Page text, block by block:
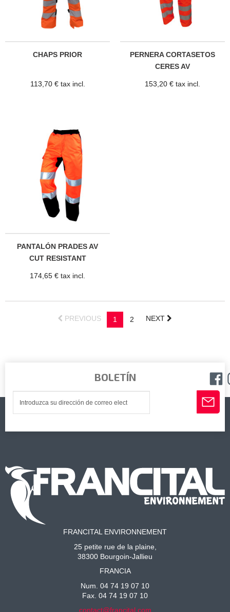
CHAPS PRIOR
113,70 € tax incl.
PERNERA CORTASETOS
CERES AV
153,20 € tax incl.
PANTALÓN PRADES AV
CUT RESISTANT
174,65 € tax incl.
PREVIOUS 1 2 NEXT
BOLETÍN
FRANCITAL ENVIRONNEMENT
25 petite rue de la plaine,
38300 Bourgoin-Jallieu
FRANCIA
Num. 04 74 19 07 10
Fax. 04 74 19 07 10
contact@francital.com